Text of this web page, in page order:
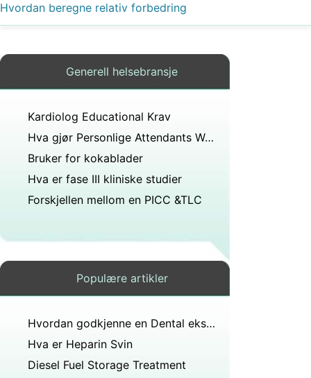
Hvordan beregne relativ forbedring
Generell helsebransje
Kardiolog Educational Krav
Hva gjør Personlige Attendants Wear
Bruker for kokablader
Hva er fase III kliniske studier
Forskjellen mellom en PICC &TLC
Populære artikler
Hvordan godkjenne en Dental eksamen fra utlandet
Hva er Heparin Svin
Diesel Fuel Storage Treatment